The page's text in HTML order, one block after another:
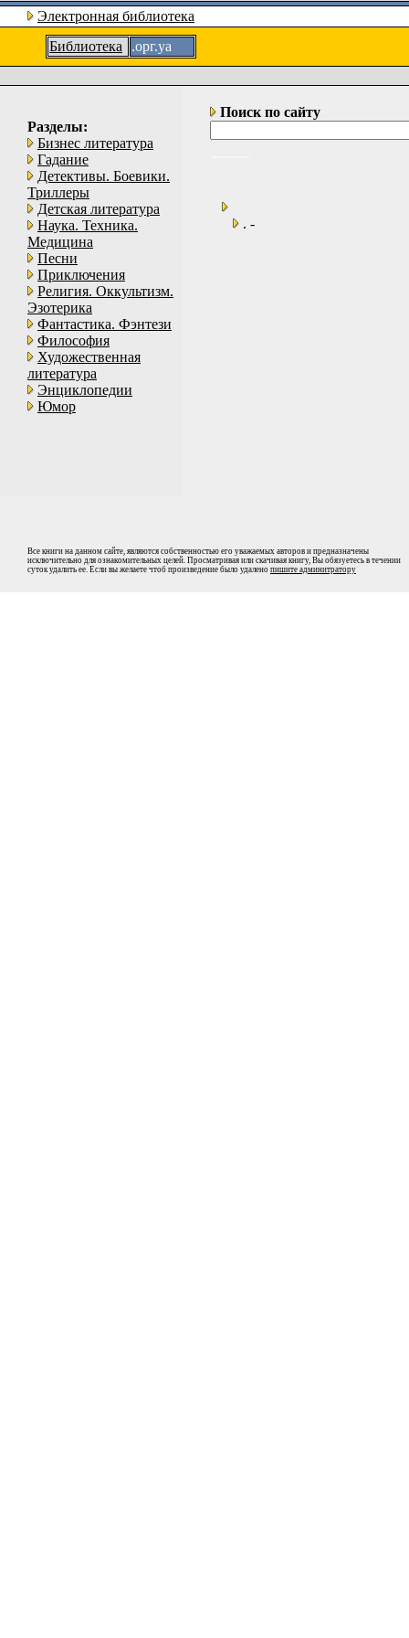
Электронная библиотека
Библиотека
.орг.уа
Разделы:
Бизнес литература
Гадание
Детективы. Боевики.
Триллеры
Детская литература
Наука. Техника.
Медицина
Песни
Приключения
Религия. Оккультизм.
Эзотерика
Фантастика. Фэнтези
Философия
Художественная
литература
Энциклопедии
Юмор
Поиск по сайту
. -
Все книги на данном сайте, являются собственностью его уважаемых авторов и предназначены
исключительно для ознакомительных целей. Просматривая или скачивая книгу, Вы обязуетесь в течении
суток удалить ее. Если вы желаете чтоб произведение было удалено пишите админитратору